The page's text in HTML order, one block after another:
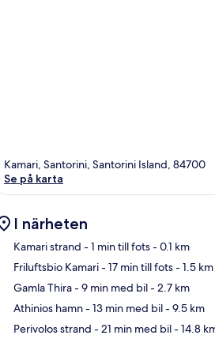
Kamari, Santorini, Santorini Island, 84700
Se på karta
I närheten
Kamari strand - 1 min till fots- 0.1 km
Friluftsbio Kamari- 17 min till fots- 1.5 km
Gamla Thira- 9 min med bil- 2.7 km
Athinios hamn- 13 min med bil- 9.5 km
Perivolos strand - 21 min med bil- 14.8